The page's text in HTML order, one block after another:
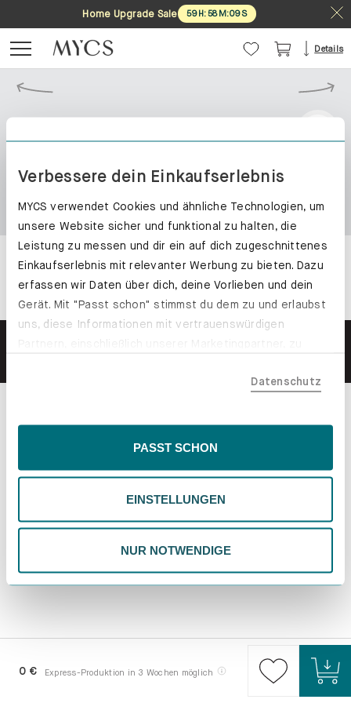
Verbessere dein Einkaufserlebnis
MYCS verwendet Cookies und ähnliche Technologien, um
unsere Website sicher und funktional zu halten, die
Leistung zu messen und dir ein auf dich zugeschnittenes
Einkaufserlebnis mit relevanter Werbung zu bieten. Dazu
erfassen wir Daten über dich, deine Vorlieben und dein
Gerät. Mit "Passt schon" stimmst du dem zu und erlaubst
uns, diese Informationen mit vertrauenswürdigen
der EU, beispielsweise in den USA, verarbeitet werden
Inhalte eingeschränkt sein könnten. Wähle
deiner Präferenzen. Du kannst deine Wahl jederzeit
ändern. Weitere Informationen findest du in unserer
Datenschutzrichtlinie.
Datenschutz
PASST SCHON
EINSTELLUNGEN
NUR NOTWENDIGE
Home Upgrade Sale 59H:58M:09S
Details
0 € Express-Produktion in 3 Wochen möglich